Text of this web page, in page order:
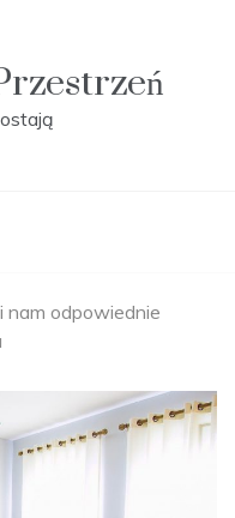
nam odpowiednie